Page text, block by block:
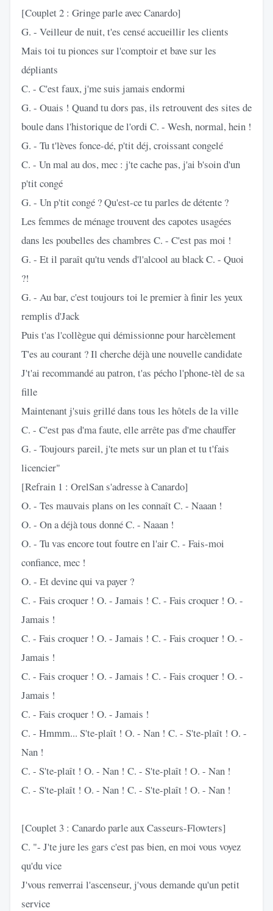
[Couplet 2 : Gringe parle avec Canardo]
G. - Veilleur de nuit, t'es censé accueillir les clients
Mais toi tu pionces sur l'comptoir et bave sur les
dépliants
C. - C'est faux, j'me suis jamais endormi
G. - Ouais ! Quand tu dors pas, ils retrouvent des sites de
boule dans l'historique de l'ordi C. - Wesh, normal, hein !
G. - Tu t'lèves fonce-dé, p'tit déj, croissant congelé
C. - Un mal au dos, mec : j'te cache pas, j'ai b'soin d'un
p'tit congé
G. - Un p'tit congé ? Qu'est-ce tu parles de détente ?
Les femmes de ménage trouvent des capotes usagées
dans les poubelles des chambres C. - C'est pas moi !
G. - Et il paraît qu'tu vends d'l'alcool au black C. - Quoi
?!
G. - Au bar, c'est toujours toi le premier à finir les yeux
remplis d'Jack
Puis t'as l'collègue qui démissionne pour harcèlement
T'es au courant ? Il cherche déjà une nouvelle candidate
J't'ai recommandé au patron, t'as pécho l'phone-tèl de sa
fille
Maintenant j'suis grillé dans tous les hôtels de la ville
C. - C'est pas d'ma faute, elle arrête pas d'me chauffer
G. - Toujours pareil, j'te mets sur un plan et tu t'fais
licencier"
[Refrain 1 : OrelSan s'adresse à Canardo]
O. - Tes mauvais plans on les connaît C. - Naaan !
O. - On a déjà tous donné C. - Naaan !
O. - Tu vas encore tout foutre en l'air C. - Fais-moi
confiance, mec !
O. - Et devine qui va payer ?
C. - Fais croquer ! O. - Jamais ! C. - Fais croquer ! O. -
Jamais !
C. - Fais croquer ! O. - Jamais ! C. - Fais croquer ! O. -
Jamais !
C. - Fais croquer ! O. - Jamais ! C. - Fais croquer ! O. -
Jamais !
C. - Fais croquer ! O. - Jamais !
C. - Hmmm... S'te-plaît ! O. - Nan ! C. - S'te-plaît ! O. -
Nan !
C. - S'te-plaît ! O. - Nan ! C. - S'te-plaît ! O. - Nan !
C. - S'te-plaît ! O. - Nan ! C. - S'te-plaît ! O. - Nan !
[Couplet 3 : Canardo parle aux Casseurs-Flowters]
C. "- J'te jure les gars c'est pas bien, en moi vous voyez
qu'du vice
J'vous renverrai l'ascenseur, j'vous demande qu'un petit
service